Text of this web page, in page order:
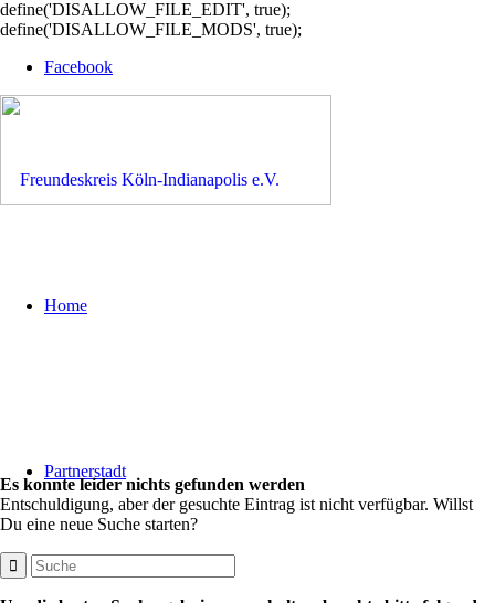
define('DISALLOW_FILE_EDIT', true);
define('DISALLOW_FILE_MODS', true);
Facebook
Home
Partnerstadt
Es konnte leider nichts gefunden werden
Entschuldigung, aber der gesuchte Eintrag ist nicht verfügbar. Willst
Du eine neue Suche starten?